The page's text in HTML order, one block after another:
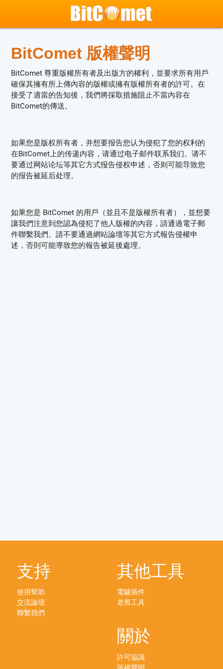
BitComet 版權聲明
BitComet 尊重版權所有者及出版方的權利，並要求所有用戶
確保其擁有所上傳內容的版權或擁有版權所有者的許可。在
接受了適當的告知後，我們將採取措施阻止不當內容在
BitComet的傳送。
如果您是版权所有者，并想要报告您认为侵犯了您的权利的
在BitComet上的传递内容，请通过电子邮件联系我们。请不
要通过网站论坛等其它方式报告侵权申述，否则可能导致您
的报告被延后处理。
如果您是 BitComet 的用戶（並且不是版權所有者），並想要
讓我們注意到您認為侵犯了他人版權的內容，請通過電子郵
件聯繫我們。請不要通過網站論壇等其它方式報告侵權申
述，否則可能導致您的報告被延後處理。
支持
使用幫助
交流論壇
聯繫我們
其他工具
電驢插件
老舊工具
關於
許可協議